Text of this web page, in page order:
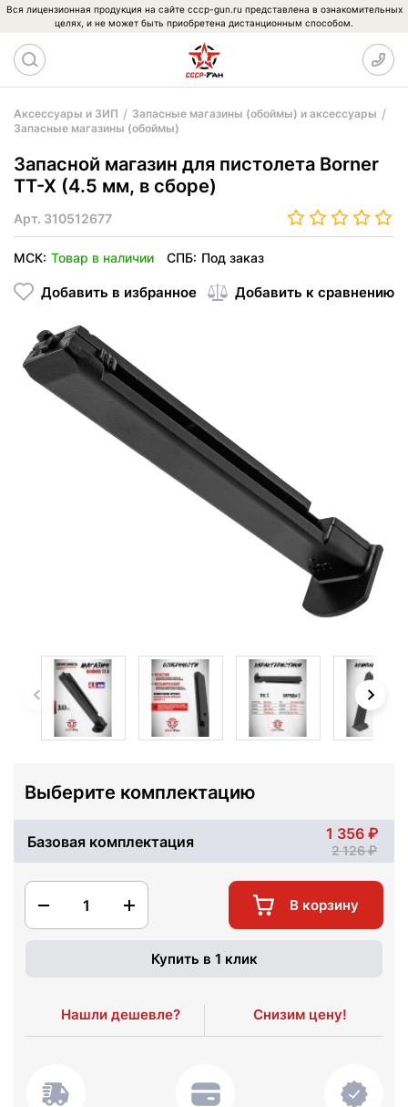
Вся лицензионная продукция на сайте cccp-gun.ru представлена в ознакомительных
целях, и не может быть приобретена дистанционным способом.
Аксессуары и ЗИП
Запасные магазины (обоймы) и аксессуары
Запасные магазины (обоймы)
Запасной магазин для пистолета Borner
TT-X (4.5 мм, в сборе)
Арт. 310512677
МСК: Товар в наличии СПБ: Под заказ
Добавить в избранное Добавить к сравнению
Выберите комплектацию
Базовая комплектация 1 356
2 126
1 В корзину
Купить в 1 клик
Нашли дешевле? Снизим цену!